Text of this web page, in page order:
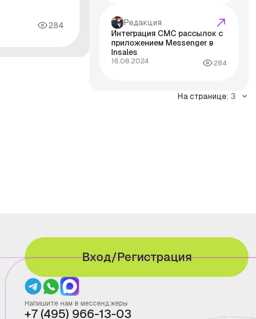
284
Редакция
Интеграция СМС рассылок с
приложением Messenger в
Insales
16.08.2024 284
На странице:
Вход/Регистрация
Напишите нам в мессенджеры
+7 (495) 966-13-03